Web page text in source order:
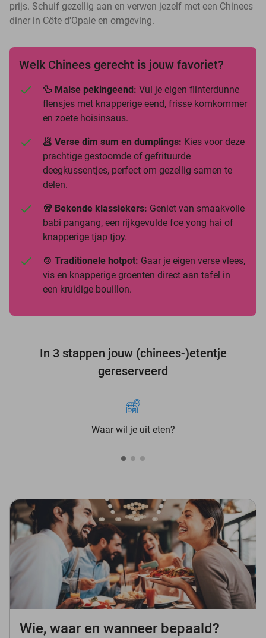
prijs. Schuif gezellig aan en verwen jezelf met een Chinees
diner in Côte d'Opale en omgeving.
Welk Chinees gerecht is jouw favoriet?
🦆 Malse pekingeend: Vul je eigen flinterdunne
flensjes met knapperige eend, frisse komkommer
en zoete hoisinsaus.
🥟 Verse dim sum en dumplings: Kies voor deze
prachtige gestoomde of gefrituurde
deegkussentjes, perfect om gezellig samen te
delen.
🥡 Bekende klassiekers: Geniet van smaakvolle
babi pangang, een rijkgevulde foe yong hai of
knapperige tjap tjoy.
🍲 Traditionele hotpot: Gaar je eigen verse vlees,
vis en knapperige groenten direct aan tafel in
een kruidige bouillon.
In 3 stappen jouw (chinees-)etentje
gereserveerd
Waar wil je uit eten?
Wie, waar en wanneer bepaald?